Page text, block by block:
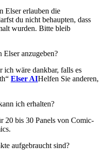
Elser erlauben die
du nicht behaupten, dass
wurden. Bitte bleib
anzugeben?
wäre dankbar, falls es
Elser AIHelfen Sie anderen,
ich erhalten?
20 bis 30 Panels von Comic-
aufgebraucht sind?